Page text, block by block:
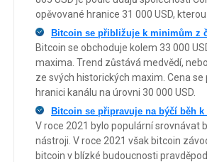
opěvované hranice 31 000 USD,
Bitcoin se přibližuje k minimům z
Bitcoin se obchoduje kolem 33 000
maxima. Trend zůstává medvědí,
ze svých historických maxim. Cena
hranici kanálu na úrovni 30 000 USD.
Bitcoin se připravuje na býčí běh k
V roce 2021 bylo populární
nástroji. V roce 2021 však bitcoin
bitcoin v blízké budoucnosti